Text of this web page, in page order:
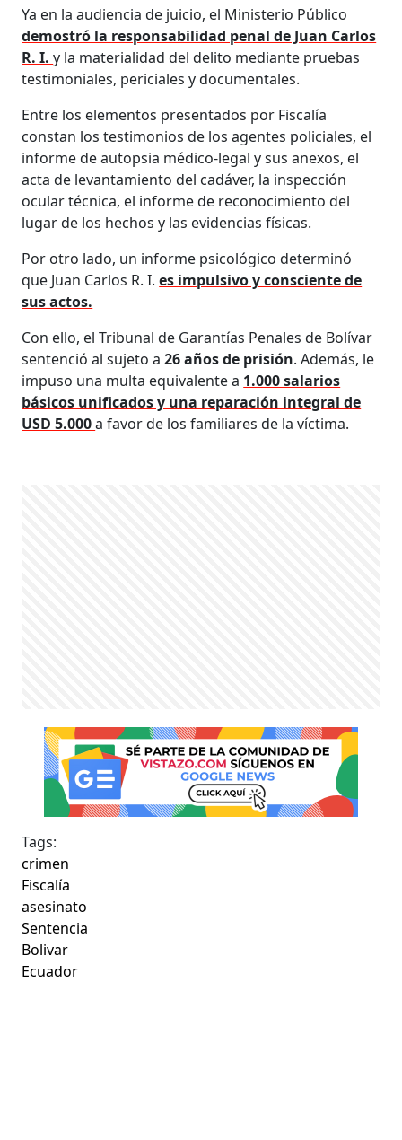
Ya en la audiencia de juicio, el Ministerio Público
demostró la responsabilidad penal de Juan Carlos
R. I.y la materialidad del delito mediante pruebas
testimoniales, periciales y documentales.
Entre los elementos presentados por Fiscalía
constan los testimonios de los agentes policiales, el
informe de autopsia médico-legal y sus anexos, el
acta de levantamiento del cadáver, la inspección
ocular técnica, el informe de reconocimiento del
lugar de los hechos y las evidencias físicas.
Por otro lado, un informe psicológico determinó
que Juan Carlos R. I.es impulsivo y consciente de
sus actos.
Con ello, el Tribunal de Garantías Penales de Bolívar
sentenció al sujeto a26 años de prisión. Además, le
impuso una multa equivalente a 1.000 salarios
básicos unificados y una reparación integral de
USD 5.000a favor de los familiares de la víctima.
Tags:
crimen
Fiscalía
asesinato
Sentencia
Bolivar
Ecuador